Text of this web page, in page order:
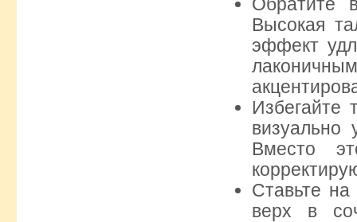
Высокая
эффект
Избегайте
визуально
Вместо
Ставьте
верх в